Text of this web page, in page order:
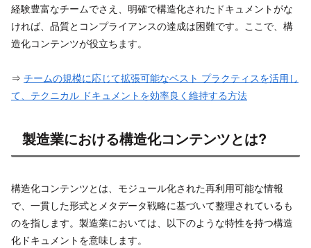
経験豊富なチームでさえ、明確で構造化されたドキュメントがな
ければ、品質とコンプライアンスの達成は困難です。ここで、構
造化コンテンツが役立ちます。
⇒ チームの規模に応じて拡張可能なベスト プラクティスを活用し
て、テクニカル ドキュメントを効率良く維持する方法
製造業における構造化コンテンツとは?
構造化コンテンツとは、モジュール化された再利用可能な情報
で、一貫した形式とメタデータ戦略に基づいて整理されているも
のを指します。製造業においては、以下のような特性を持つ構造
化ドキュメントを意味します。